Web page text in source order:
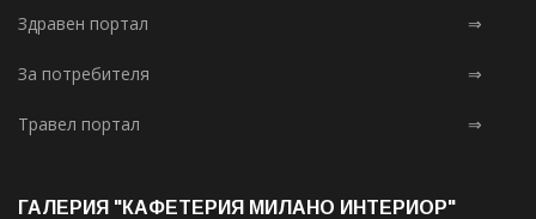
Здравен портал ⇒
За потребителя ⇒
Травел портал ⇒
ГАЛЕРИЯ "КАФЕТЕРИЯ МИЛАНО ИНТЕРИОР"